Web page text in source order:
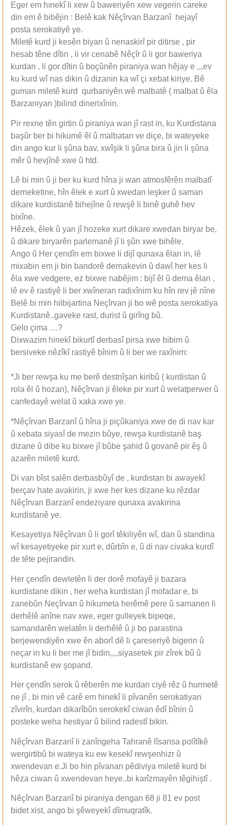
Eger em hınekî li xew û baweriyên xew vegerin careke
din em ê bibêjin : Belê kak Nêçîrvan Barzanî hejayî
posta serokatiyê ye.
Miletê kurd ji kesên biyan û nenaskirî pir ditirse , pir
hesab têne dîtin , li vir cenabê Nêçîr û li gor baweriya
kurdan , li gor dîtin û boçûnên piraniya wan hêjay e ,,,ev
ku kurd wî nas dikin û dizanin ka wî çi xebat kiriye. Bê
guman miletê kurd qurbaniyên wê malbatê ( malbat û êla
Barzaniyan )bilind dinerixînin.
Pir rexne tên girtin û piraniya wan jî rast in, ku Kurdistana
başûr ber bi hikumê êl û malbatan ve diçe, bi wateyeke
din ango kur li şûna bav, xwîşik li şûna bira û jin li şûna
mêr û hevjînê xwe û htd.
Lê bi min û ji ber ku kurd hîna ji wan atmosfêrên malbatî
derneketine, hîn êlek e xurt û xwedan leşker û saman
dikare kurdistanê bihejîne û rewşê li binê guhê hev
bixîne.
Hêzek, êlek û yan jî hozeke xurt dikare xwedan biryar be,
û dikare biryarên parlemanê jî li şûn xwe bihêle.
Ango û Her çendîn em bixwe li dijî qunaxa êlan in, lê
mixabin em ji bin bandorê dernakevin û dawî her kes li
êla xwe vedgere, ez bixwe nabêjim : bijî êl û dema êlan ,
lê ev ê rastiyê li ber xwîneran radixînim ku hîn rev jê nîne
Belê bi min hilbijartina Neçîrvan ji bo wê posta serokatiya
Kurdistanê..gaveke rast, durist û girîng bû.
Gelo çima …?
Dixwazim hinekî bikurtî derbasî pirsa xwe bibim û
bersiveke nêzîkî rastiyê bînim û li ber we raxînim:
*Ji ber rewşa ku me berê destnîşan kiribû ( kurdistan û
rola êl û hozan), Nêçîrvan ji êleke pir xurt û welatperwer û
canfedayê welat û xaka xwe ye.
*Nêçîrvan Barzanî û hîna ji piçûkaniya xwe de di nav kar
û xebata siyasî de mezin bûye, rewşa kurdistanê baş
dizane û dibe ku bixwe jî bûbe şahid û govanê pir êş û
azarên miletê kurd.
Di van bîst salên derbasbûyî de , kurdistan bi awayekî
berçav hate avakirin, ji xwe her kes dizane ku rêzdar
Nêçîrvan Barzanî endeziyare qunaxa avakirina
kurdistanê ye.
Kesayetiya Nêçîrvan û li gorî têkiliyên wî, dan û standina
wî kesayetiyeke pir xurt e, dûrbîn e, û di nav civaka kurdî
de tête pejirandin.
Her çendîn dewletên li der dorê mofayê ji bazara
kurdistane dikin , her weha kurdistan jî mofadar e, bi
zanebûn Neçîrvan û hikumeta herêmê pere û samanen li
derhêlê anîne nav xwe, eger gulleyek bipeqe,
samandarên welatên li derhêlê û ji bo parastina
berjewendiyên xwe ên aborî dê li çareseriyê bigerin û
neçar in ku li ber me jî bidin,,,,siyasetek pir zîrek bû û
kurdistanê ew şopand.
Her çendîn serok û rêberên me kurdan ciyê rêz û hurmetê
ne jî , bi min vê carê em hinekî li pîvanên serokatiyan
zîvirîn, kurdan dikarîbûn serokekî ciwan êdî bînin û
posteke weha hestiyar û bilind radestî bikin.
Nêçîrvan Barzanî li zanîngeha Tahranê lîsansa polîtîkê
wergirtibû bi wateya ku ew kesekî rewşenhizr û
xwendevan e.Ji bo hin pîvanan pêdiviya miletê kurd bi
hêza ciwan û xwendevan heye..bi karîzmayên têgihiştî .
Nêçîrvan Barzanî bi piraniya dengan 68 ji 81 ev post
bidet xist, ango bi şêweyekî dîmuqratîk.